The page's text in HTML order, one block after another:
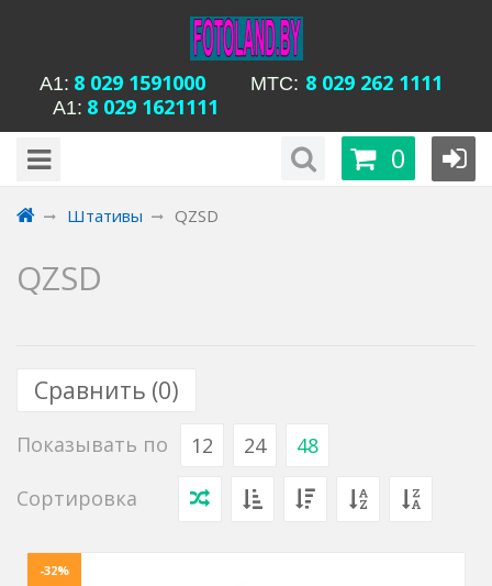
А1: 8 029 1591000 MTC: 8 029 262 1111
А1: 8 029 1621111
Время работы магазина Уманская 54:будни с 15-00 до
20-00, сб с 13-00 до 18-00, вс вых
0
Штативы QZSD
QZSD
Сравнить (0)
Показывать по 12 24 48
Сортировка
-32%